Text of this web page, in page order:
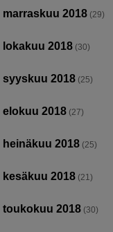
marraskuu 2018 (29)
lokakuu 2018 (30)
syyskuu 2018 (25)
elokuu 2018 (27)
heinäkuu 2018 (25)
kesäkuu 2018 (21)
toukokuu 2018 (30)